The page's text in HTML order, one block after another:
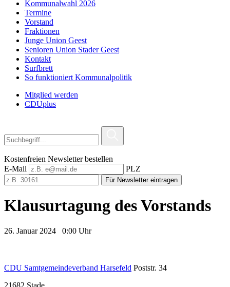
Kommunalwahl 2026
Termine
Vorstand
Fraktionen
Junge Union Geest
Senioren Union Stader Geest
Kontakt
Surfbrett
So funktioniert Kommunalpolitik
Mitglied werden
CDUplus
Kostenfreien Newsletter bestellen
E-Mail
PLZ
Für Newsletter eintragen
Klausurtagung des Vorstands
26. Januar 2024 0:00 Uhr
CDU Samtgemeindeverband Harsefeld Poststr. 34
21682 Stade